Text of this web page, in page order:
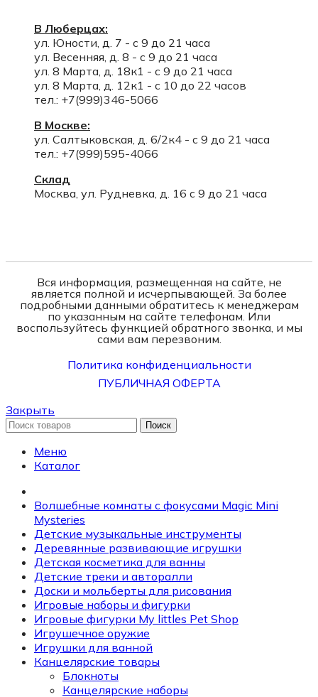
В Люберцах:
ул. Юности, д. 7 - с 9 до 21 часа
ул. Весенняя, д. 8 - с 9 до 21 часа
ул. 8 Марта, д. 18к1 - с 9 до 21 часа
ул. 8 Марта, д. 12к1 - с 10 до 22 часов
тел.: +7(999)346-5066
В Москве:
ул. Салтыковская, д. 6/2к4 - с 9 до 21 часа
тел.: +7(999)595-4066
Склад
Москва, ул. Рудневка, д. 16 с 9 до 21 часа
Вся информация, размещенная на сайте, не
является полной и исчерпывающей. За более
подробными данными обратитесь к менеджерам
по указанным на сайте телефонам. Или
воспользуйтесь функцией обратного звонка, и мы
сами вам перезвоним.
Политика конфиденциальности
ПУБЛИЧНАЯ ОФЕРТА
Закрыть
Поиск
Меню
Каталог
Волшебные комнаты с фокусами Magic Mini
Mysteries
Детские музыкальные инструменты
Деревянные развивающие игрушки
Детская косметика для ванны
Детские треки и авторалли
Доски и мольберты для рисования
Игровые наборы и фигурки
Игровые фигурки My littles Pet Shop
Игрушечное оружие
Игрушки для ванной
Канцелярские товары
Блокноты
Канцелярские наборы